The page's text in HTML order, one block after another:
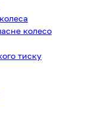
колесо
тиску